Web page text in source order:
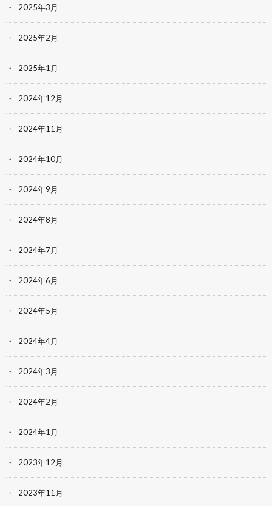
2025年3月
2025年2月
2025年1月
2024年12月
2024年11月
2024年10月
2024年9月
2024年8月
2024年7月
2024年6月
2024年5月
2024年4月
2024年3月
2024年2月
2024年1月
2023年12月
2023年11月